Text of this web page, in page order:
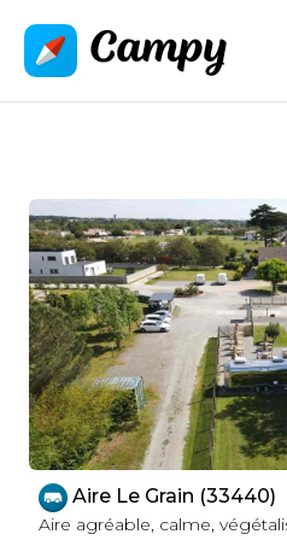
Aire Le Grain (33440)
Aire agréable, calme,